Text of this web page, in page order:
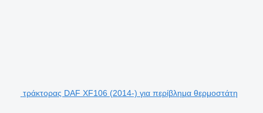
τράκτορας DAF XF106 (2014-) για περίβλημα θερμοστάτη